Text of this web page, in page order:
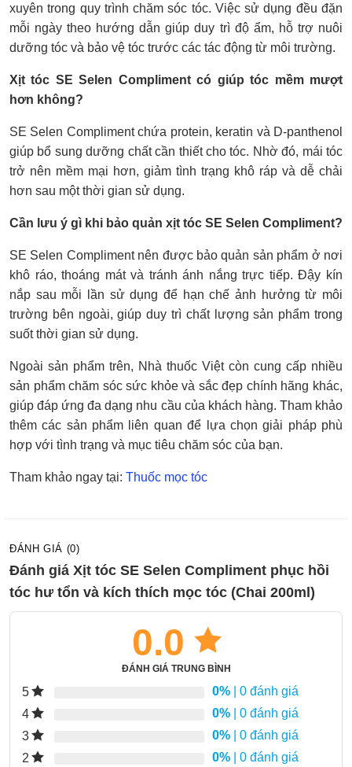
xuyên trong quy trình chăm sóc tóc. Việc sử dụng đều đặn
mỗi ngày theo hướng dẫn giúp duy trì độ ẩm, hỗ trợ nuôi
dưỡng tóc và bảo vệ tóc trước các tác động từ môi trường.
Xịt tóc SE Selen Compliment có giúp tóc mềm mượt
hơn không?
SE Selen Compliment chứa protein, keratin và D-panthenol
giúp bổ sung dưỡng chất cần thiết cho tóc. Nhờ đó, mái tóc
trở nên mềm mại hơn, giảm tình trạng khô ráp và dễ chải
hơn sau một thời gian sử dụng.
Cần lưu ý gì khi bảo quản xịt tóc SE Selen Compliment?
SE Selen Compliment nên được bảo quản sản phẩm ở nơi
khô ráo, thoáng mát và tránh ánh nắng trực tiếp. Đậy kín
nắp sau mỗi lần sử dụng để hạn chế ảnh hưởng từ môi
trường bên ngoài, giúp duy trì chất lượng sản phẩm trong
suốt thời gian sử dụng.
Ngoài sản phẩm trên, Nhà thuốc Việt còn cung cấp nhiều
sản phẩm chăm sóc sức khỏe và sắc đẹp chính hãng khác,
giúp đáp ứng đa dạng nhu cầu của khách hàng. Tham khảo
thêm các sản phẩm liên quan để lựa chọn giải pháp phù
hợp với tình trạng và mục tiêu chăm sóc của bạn.
Tham khảo ngay tại: Thuốc mọc tóc
ĐÁNH GIÁ (0)
Đánh giá Xịt tóc SE Selen Compliment phục hồi
tóc hư tổn và kích thích mọc tóc (Chai 200ml)
0.0
ĐÁNH GIÁ TRUNG BÌNH
5 0% | 0 đánh giá
4
0% | 0 đánh giá
3
0% | 0 đánh giá
2
0% | 0 đánh giá